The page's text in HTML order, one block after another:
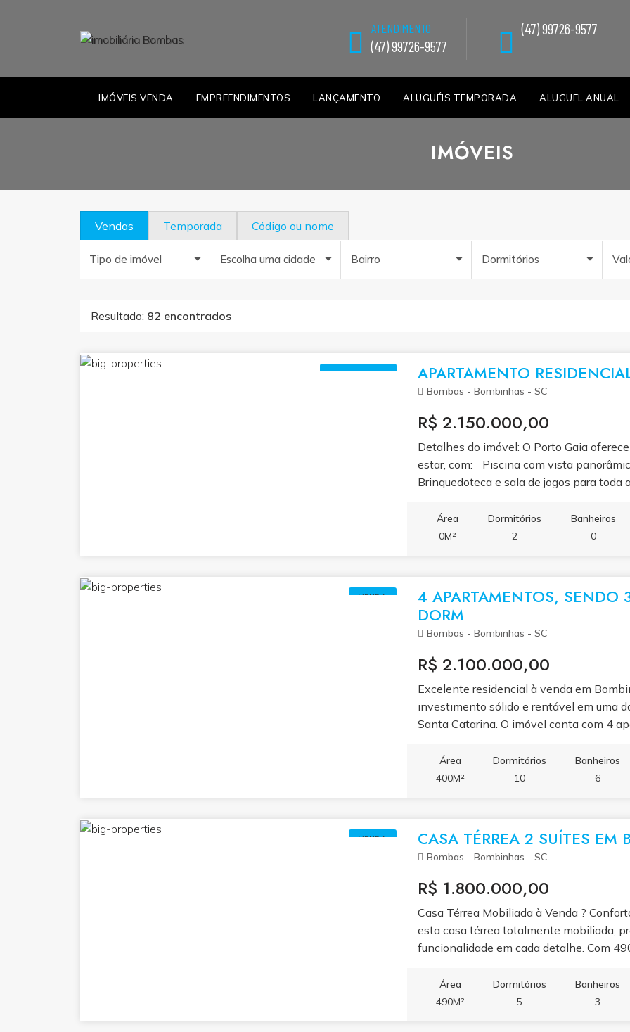
ATENDIMENTO
(47) 99726-9577
(47) 99726-9577
IMÓVEIS VENDA EMPREENDIMENTOS LANÇAMENTO ALUGUÉIS TEMPORADA ALUGUEL ANUAL
IMÓVEIS
Vendas Temporada Código ou nome
Tipo de imóvel Escolha uma cidade Bairro Dormitórios
Resultado: 82 encontrados
LANÇAMENTO APARTAMENTO
Bombas - Bombinhas - SC
R$ 2.150.000,00
Detalhes do imóvel: O Porto Gaia
estar, com: Piscina com vista
Brinquedoteca e sala de jogos para
foram projetados para unir conforto,
amplas, eles contam com sacada com
Previsão de entrega: novembro de
Área
0M²
Dormitórios
2
Banheiros
0
VENDA
4 APARTAMENTOS, SENDO
DORM
Bombas - Bombinhas - SC
R$ 2.100.000,00
Excelente residencial à venda em
investimento sólido e rentável em uma
Santa Catarina. O imóvel conta com 4
banheiros. Possui sala de estar, sala de
varanda e churrasqueira, garantindo
vagas de estacionamento. Localizado a
uma excelente opção tanto para renda
moradia multifamiliar.
Área
400M²
Dormitórios
10
Banheiros
6
VENDA CASA TÉRREA 2 SUÍTES EM
Bombas - Bombinhas - SC
R$ 1.800.000,00
Casa Térrea Mobiliada à Venda ?
esta casa térrea totalmente mobiliada,
funcionalidade em cada detalhe. Com
privacidade.
Área
490M²
Dormitórios
5
Banheiros
3